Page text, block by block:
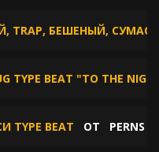
TRAP, БЕШЕНЫЙ,
TYPE BEAT "TO THE
TYPE BEAT ОТ PERNS